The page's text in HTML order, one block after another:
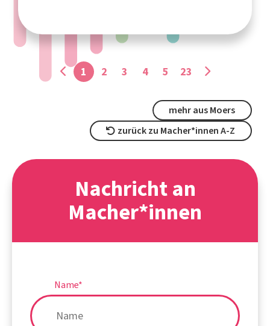
1 2 3 4 5 23
mehr aus Moers
zurück zu Macher*innen A-Z
Nachricht an
Macher*innen
Name*